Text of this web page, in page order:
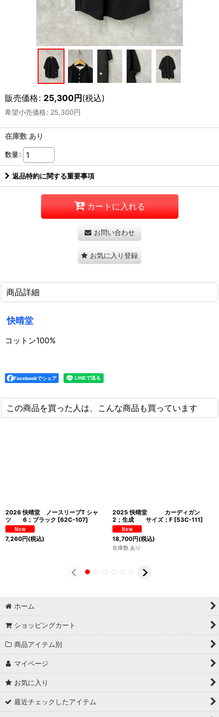
販売価格: 25,300円(税込)
希望小売価格: 25,300円
在庫数 あり
数量:
返品特約に関する重要事項
カートに入れる
お問い合わせ
お気に入り登録
商品詳細
快晴堂
コットン100%
Facebookでシェア
この商品を買った人は、こんな商品も買っています
2026 快晴堂 ノースリーブT シャ
ツ 6；ブラック [62C-107]
7,260円(税込)
2025 快晴堂 カーディガン
2；生成 サイズ；F [53C-111]
18,700円(税込)
在庫数 あり
ホーム
ショッピングカート
商品アイテム別
マイページ
お気に入り
最近チェックしたアイテム